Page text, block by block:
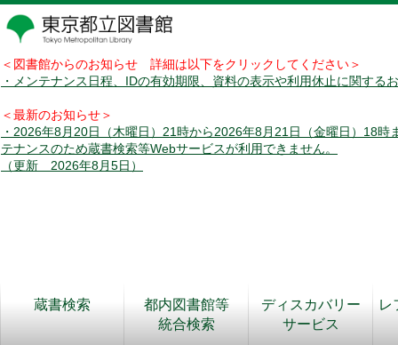
＜図書館からのお知らせ 詳細は以下をクリックしてください＞
・メンテナンス日程、IDの有効期限、資料の表示や利用休止に関する
＜最新のお知らせ＞
・2026年8月20日（木曜日）21時から2026年8月21日（金曜日）18時
テナンスのため蔵書検索等Webサービスが利用できません。
（更新 2026年8月5日）
蔵書検索
都内図書館等
統合検索
ディスカバリー
サービス
レ